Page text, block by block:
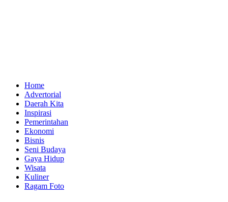
Home
Advertorial
Daerah Kita
Inspirasi
Pemerintahan
Ekonomi
Bisnis
Seni Budaya
Gaya Hidup
Wisata
Kuliner
Ragam Foto